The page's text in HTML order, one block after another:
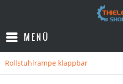
MENÜ
Rollstuhlrampe klappbar